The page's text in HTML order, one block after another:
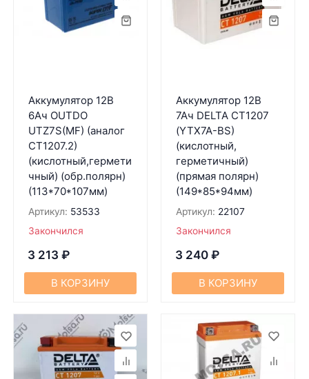
Аккумулятор 12В
6Ач OUTDO
UTZ7S(MF) (аналог
CT1207.2)
(кислотный,гермети
чный) (обр.полярн)
(113*70*107мм)
Артикул: 53533
Закончился
3 213 ₽
В КОРЗИНУ
Аккумулятор 12В
7Ач DELTA CT1207
(YTX7A-BS)
(кислотный,
герметичный)
(прямая полярн)
(149*85*94мм)
Артикул: 22107
Закончился
3 240 ₽
В КОРЗИНУ